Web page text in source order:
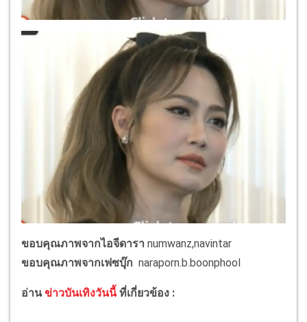
ขอบคุณภาพจากไอจีดารา numwanz,navintar
ขอบคุณภาพจากเฟซบุ๊ก naraporn.b.boonphool
อ่านข่าวบันเทิงวันนี้ ที่เกี่ยวข้อง :